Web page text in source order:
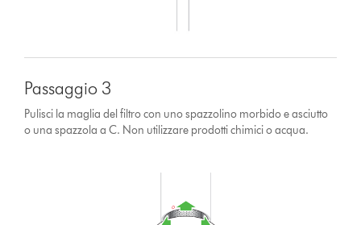
Passaggio 3
Pulisci la maglia del filtro con uno spazzolino morbido e asciutto
o una spazzola a C. Non utilizzare prodotti chimici o acqua.